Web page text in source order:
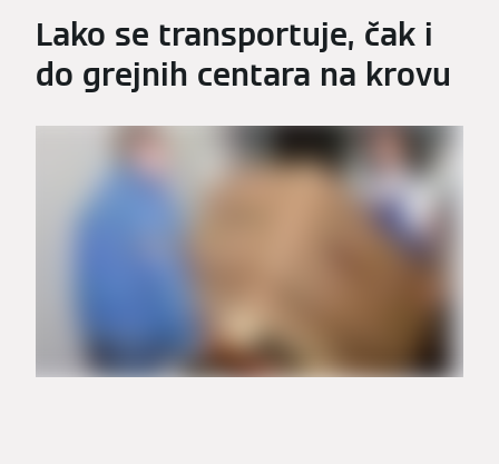
Lako se transportuje, čak i
do grejnih centara na krovu